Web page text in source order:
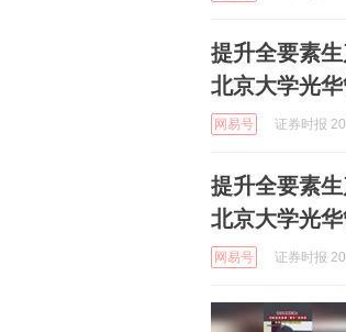
提升全要素
北京大学光
网易号 证券时报
提升全要素
北京大学光
网易号 证券时报